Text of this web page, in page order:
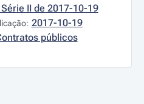
II de 2017-10-19
2017-10-19
públicos